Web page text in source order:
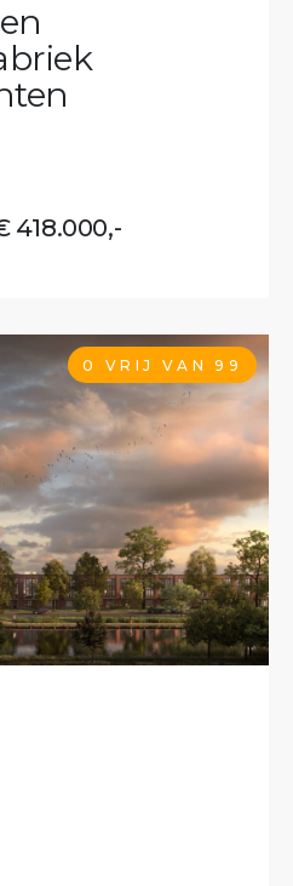
418.000,-
0 VRIJ VAN 99